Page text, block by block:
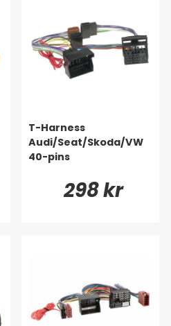
T-Harness
Audi/Seat/Skoda/VW
40-pins
298 kr